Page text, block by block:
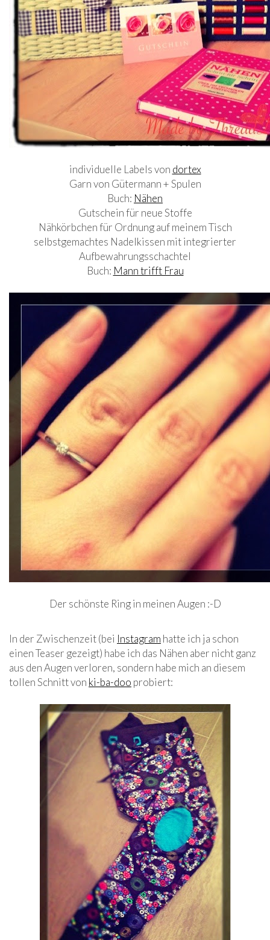
individuelle Labels von dortex
Garn von Gütermann + Spulen
Buch: Nähen
Gutschein für neue Stoffe
Nähkörbchen für Ordnung auf meinem Tisch
selbstgemachtes Nadelkissen mit integrierter
Aufbewahrungsschachtel
Buch: Mann trifft Frau
Der schönste Ring in meinen Augen :-D
In der Zwischenzeit (bei Instagram hatte ich ja schon
einen Teaser gezeigt) habe ich das Nähen aber nicht ganz
aus den Augen verloren, sondern habe mich an diesem
tollen Schnitt von ki-ba-doo probiert: